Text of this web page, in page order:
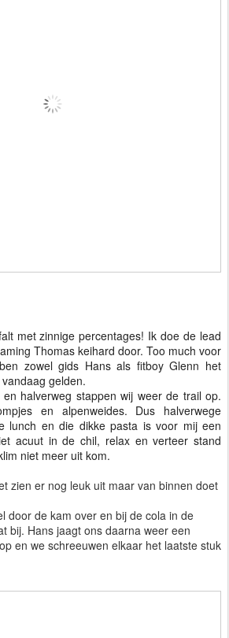
met zinnige percentages! Ik doe de lead
Thomas keihard door. Too much voor
zowel gids Hans als fitboy Glenn het
gelden.
halverweg stappen wij weer de trail op.
en alpenweides. Dus halverwege
lunch en die dikke pasta is voor mij een
acuut in de chil, relax en verteer stand
niet meer uit kom.
zien er nog leuk uit maar van binnen doet
door de kam over en bij de cola in de
bij. Hans jaagt ons daarna weer een
en we schreeuwen elkaar het laatste stuk